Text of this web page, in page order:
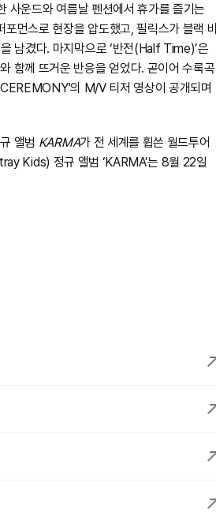
사운드와 여름날 펜션에서 휴가를 즐기는
먼스로 현장을 압도했고, 필릭스가 블랙 비
남겼다. 마지막으로 ‘반전(Half Time)’은
함께 뜨거운 반응을 얻었다. 곧이어 수록곡
의 M/V 티저 영상이 공개되며
앨범 KARMA가 전 세계를 휩쓴 월드투어
Kids) 정규 앨범 ‘KARMA’는 8월 22일